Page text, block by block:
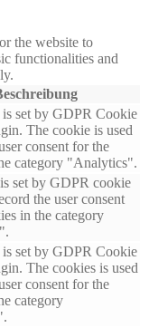
the website to
functionalities and
set by GDPR Cookie
The cookie is used
consent for the
category "Analytics".
set by GDPR cookie
the user consent
in the category
set by GDPR Cookie
The cookies is used
consent for the
category